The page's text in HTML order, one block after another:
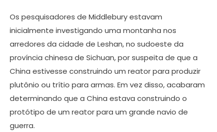
Os pesquisadores de Middlebury estavam
inicialmente investigando uma montanha nos
arredores da cidade de Leshan, no sudoeste da
província chinesa de Sichuan, por suspeita de que a
China estivesse construindo um reator para produzir
plutônio ou trítio para armas. Em vez disso, acabaram
determinando que a China estava construindo o
protótipo de um reator para um grande navio de
guerra.